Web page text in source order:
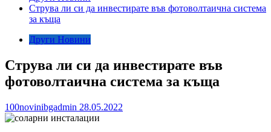
Струва ли си да инвестирате във фотоволтаична система
за къща
Други Новини
Струва ли си да инвестирате във
фотоволтаична система за къща
100novinibgadmin 28.05.2022